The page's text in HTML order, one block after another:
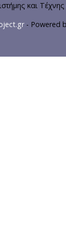
και
- Powered